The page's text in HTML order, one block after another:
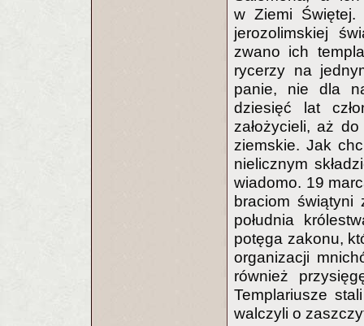
w Ziemi
jerozolimskiej
zwano ich
rycerzy na
panie, nie dla
dziesięć lat
założycieli, aż
ziemskie. Jak
nielicznym
wiadomo. 19
braciom
południa
potęga zakonu,
organizacji
również
Templariusze
walczyli o